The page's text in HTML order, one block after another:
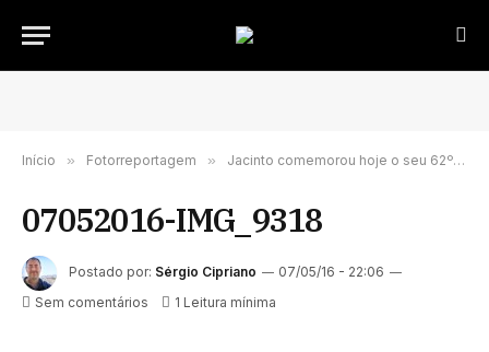
Início » Fotorreportagem » Jacinto comemorou hoje o seu 62º. Aniversário
07052016-IMG_9318
Postado por: Sérgio Cipriano
07/05/16 - 22:06
Sem comentários
1 Leitura mínima